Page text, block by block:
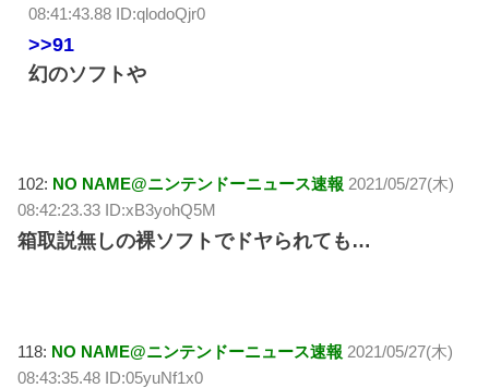
08:41:43.88 ID:qlodoQjr0
>>91
幻のソフトや
102: NO NAME@ニンテンドーニュース速報 2021/05/27(木)
08:42:23.33 ID:xB3yohQ5M
箱取説無しの裸ソフトでドヤられても…
118: NO NAME@ニンテンドーニュース速報 2021/05/27(木)
08:43:35.48 ID:05yuNf1x0